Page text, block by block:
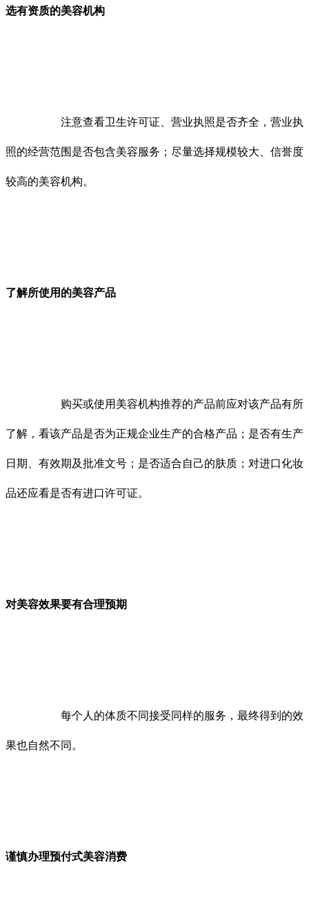
选有资质的美容机构
注意查看卫生许可证、营业执照是否齐全，营业执
照的经营范围是否包含美容服务；尽量选择规模较大、信誉度
较高的美容机构。
了解所使用的美容产品
购买或使用美容机构推荐的产品前应对该产品有所
了解，看该产品是否为正规企业生产的合格产品；是否有生产
日期、有效期及批准文号；是否适合自己的肤质；对进口化妆
品还应看是否有进口许可证。
对美容效果要有合理预期
每个人的体质不同接受同样的服务，最终得到的效
果也自然不同。
谨慎办理预付式美容消费